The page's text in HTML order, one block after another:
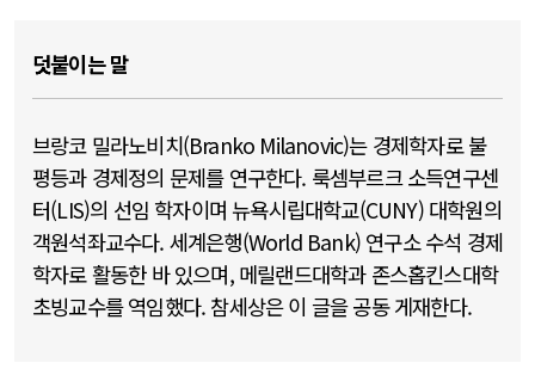
덧붙이는 말
브랑코 밀라노비치(Branko Milanovic)는 경제학자로 불
평등과 경제정의 문제를 연구한다. 룩셈부르크 소득연구센
터(LIS)의 선임 학자이며 뉴욕시립대학교(CUNY) 대학원의
객원석좌교수다. 세계은행(World Bank) 연구소 수석 경제
학자로 활동한 바 있으며, 메릴랜드대학과 존스홉킨스대학
초빙교수를 역임했다. 참세상은 이 글을 공동 게재한다.